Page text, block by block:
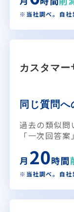
※当社調べ。自社
カスタマー
同じ質問へ
過去の類似問
「一次回答
月 20時間
※当社調べ。自社